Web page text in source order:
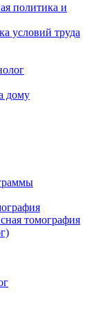
политика и
условий труда
дому
томография